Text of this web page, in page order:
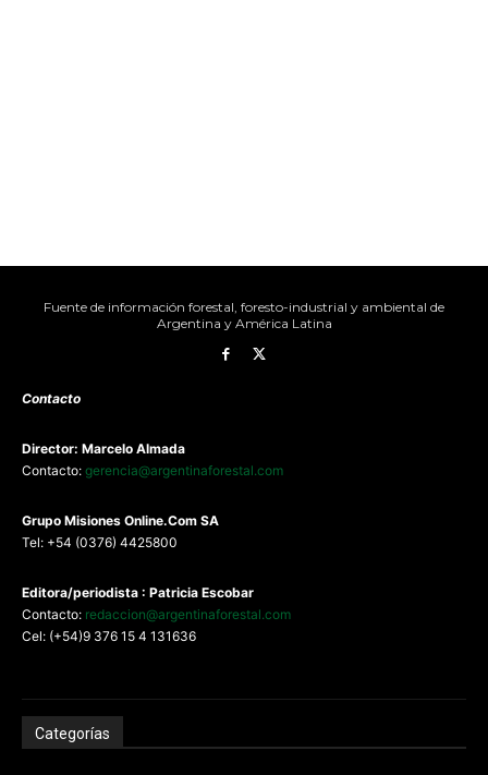
Fuente de información forestal, foresto-industrial y ambiental de
Argentina y América Latina
Contacto
Director: Marcelo Almada
Contacto: gerencia@argentinaforestal.com
Grupo Misiones Online.Com SA
Tel: +54 (0376) 4425800
Editora/periodista : Patricia Escobar
Contacto: redaccion@argentinaforestal.com
Cel: (+54)9 376 15 4 131636
Categorías